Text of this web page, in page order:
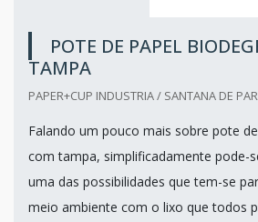
POTE DE PAPEL
TAMPA
PAPER+CUP INDUSTRIA / SANTANA DE
Falando um pouco mais sobre pote
com tampa, simplificadamente pode-
uma das possibilidades que tem-se
meio ambiente com o lixo que todos